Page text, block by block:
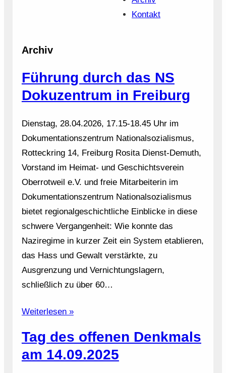
Kontakt
Archiv
Führung durch das NS
Dokuzentrum in Freiburg
Dienstag, 28.04.2026, 17.15-18.45 Uhr im
Dokumentationszentrum Nationalsozialismus,
Rotteckring 14, Freiburg Rosita Dienst-Demuth,
Vorstand im Heimat- und Geschichtsverein
Oberrotweil e.V. und freie Mitarbeiterin im
Dokumentationszentrum Nationalsozialismus
bietet regionalgeschichtliche Einblicke in diese
schwere Vergangenheit: Wie konnte das
Naziregime in kurzer Zeit ein System etablieren,
das Hass und Gewalt verstärkte, zu
Ausgrenzung und Vernichtungslagern,
schließlich zu über 60…
Weiterlesen »
Tag des offenen Denkmals
am 14.09.2025